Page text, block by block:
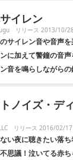
イレン
リリース 2013/10/28
サイレン音や音声
に加えて警鐘の音
音を鳴らしながら
ノイズ・デ
リリース 2016/02/17
い夜に聴きたい落
思議！泣いてる赤